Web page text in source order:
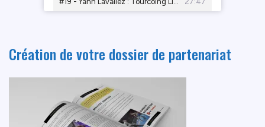
Création de votre dossier de partenariat